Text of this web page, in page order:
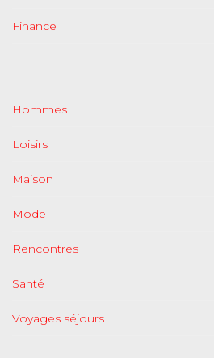
Finance
Hommes
Loisirs
Maison
Mode
Rencontres
Santé
Voyages séjours